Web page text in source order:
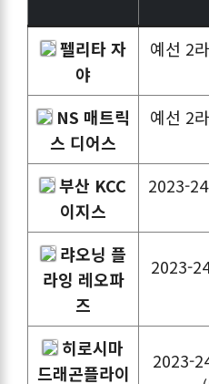
펠리타 자
야
예선 2
NS 매트릭
스 디어스
예선 2
부산 KCC
이지스
2023-
랴오닝 플
라잉 레오파
즈
2023-
히로시마
드래곤플라이
2023-